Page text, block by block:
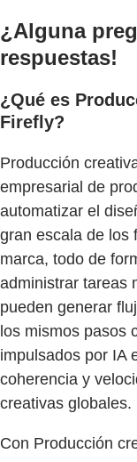
¿Alguna
respuestas!
¿Qué es
Firefly?
Producción
empresarial de
automatizar el
gran escala de los
marca, todo de
administrar tareas
pueden generar
los mismos pasos
impulsados por IA
coherencia y
creativas globales.
Con Producción